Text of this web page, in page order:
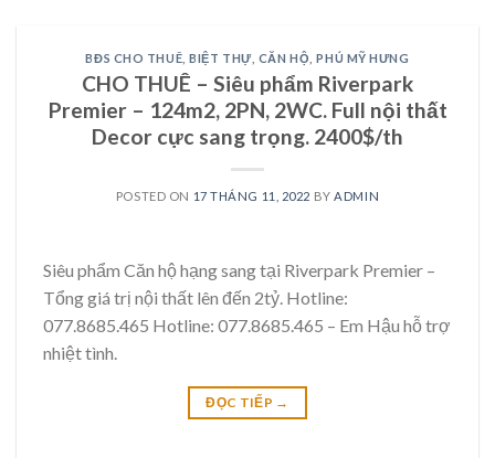
BĐS CHO THUÊ ,BIỆT THỰ CĂN HỘ ,PHÚ MỸ HƯNG
CHO THUÊ – Siêu phẩm Riverpark
Premier – 124m2, 2PN, 2WC. Full nội thất
Decor cực sang trọng. 2400$/th
POSTED ON 17 THÁNG 11, 2022 BY ADMIN
Siêu phẩm Căn hộ hạng sang tại Riverpark Premier –
Tổng giá trị nội thất lên đến 2tỷ. Hotline:
077.8685.465 Hotline: 077.8685.465 – Em Hậu hỗ trợ
nhiệt tình.
ĐỌC TIẾP →